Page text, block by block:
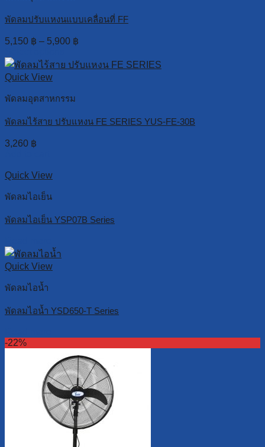
พัดลมปรับแหงนแบบเคลื่อนที่ FF
5,150 ฿ – 5,900 ฿
Quick View
พัดลมอุตสาหกรรม
พัดลมไร้สาย ปรับแหงน FE SERIES YUS-FE-30B
3,260 ฿
Quick View
พัดลมไอเย็น
พัดลมไอเย็น YSP07B Series
Quick View
พัดลมไอน้ำ
พัดลมไอน้ำ YSD650-T Series
-22%